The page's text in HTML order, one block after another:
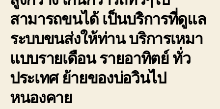
สามารถขนได้ เป็นบริการที่ดูแล
ระบบขนส่งให้ท่าน บริการเหมา
แบบรายเดือน รายอาทิตย์ ทั่ว
ประเทศ ย้ายของบ่อวินไป
หนองคาย